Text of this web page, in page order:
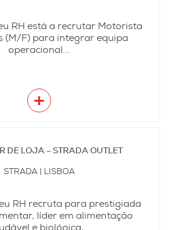
RH está a recrutar Motorista
(M/F) para integrar equipa
operacional...
+
DE LOJA – STRADA OUTLET
STRADA | LISBOA
RH recruta para prestigiada
líder em alimentação
e biológica,...